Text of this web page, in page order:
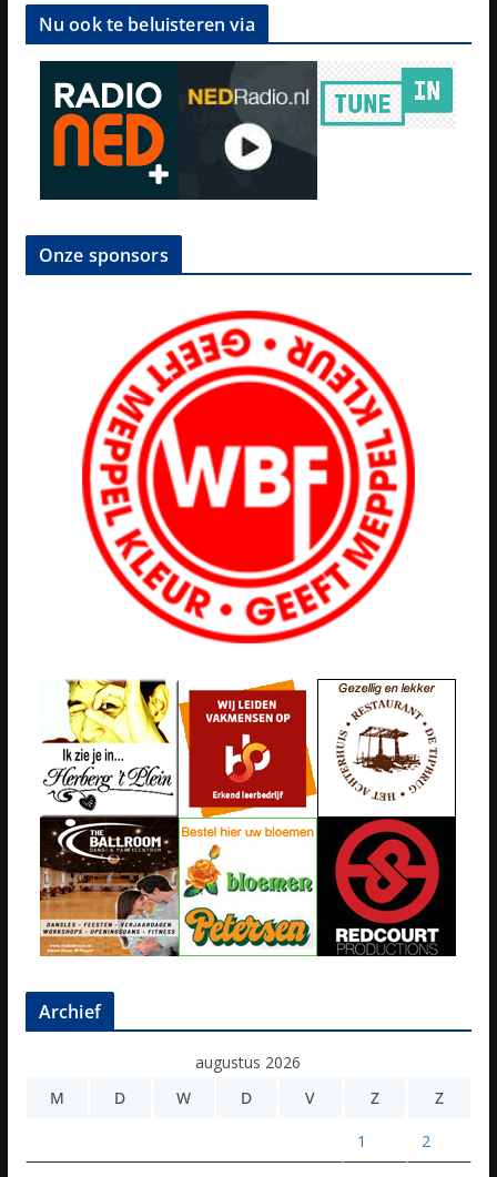
Nu ook te beluisteren via
Onze sponsors
Archief
augustus 2026
M
D W D V Z Z
1 2